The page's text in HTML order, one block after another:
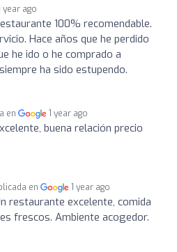
year ago
100% recomendable.
Hace años que he perdido
he ido o he comprado a
ha sido estupendo.
en 1 year ago
buena relación precio
en 1 year ago
restaurante excelente, comida
frescos. Ambiente acogedor.